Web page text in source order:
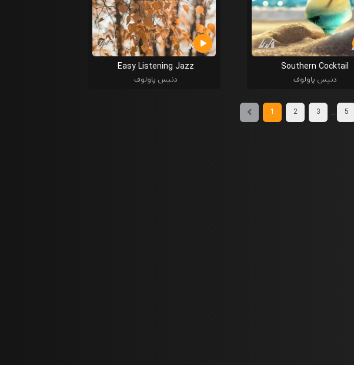
Southern Cocktail
دنیس پاولوف
Easy Listening Jazz
دنیس پاولوف
1 2 3 ... 5